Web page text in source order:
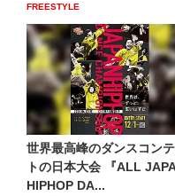
FREESTYLE
世界最高峰のダンスコン
トの日本大会 『ALL
HIPHOP DA...